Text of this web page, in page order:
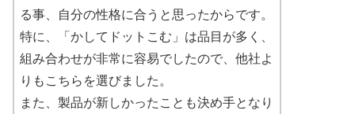
る事、自分の性格に合うと思ったからです。
特に、「かしてドットこむ」は品目が多く、
組み合わせが非常に容易でしたので、他社よ
りもこちらを選びました。
また、製品が新しかったことも決め手となり